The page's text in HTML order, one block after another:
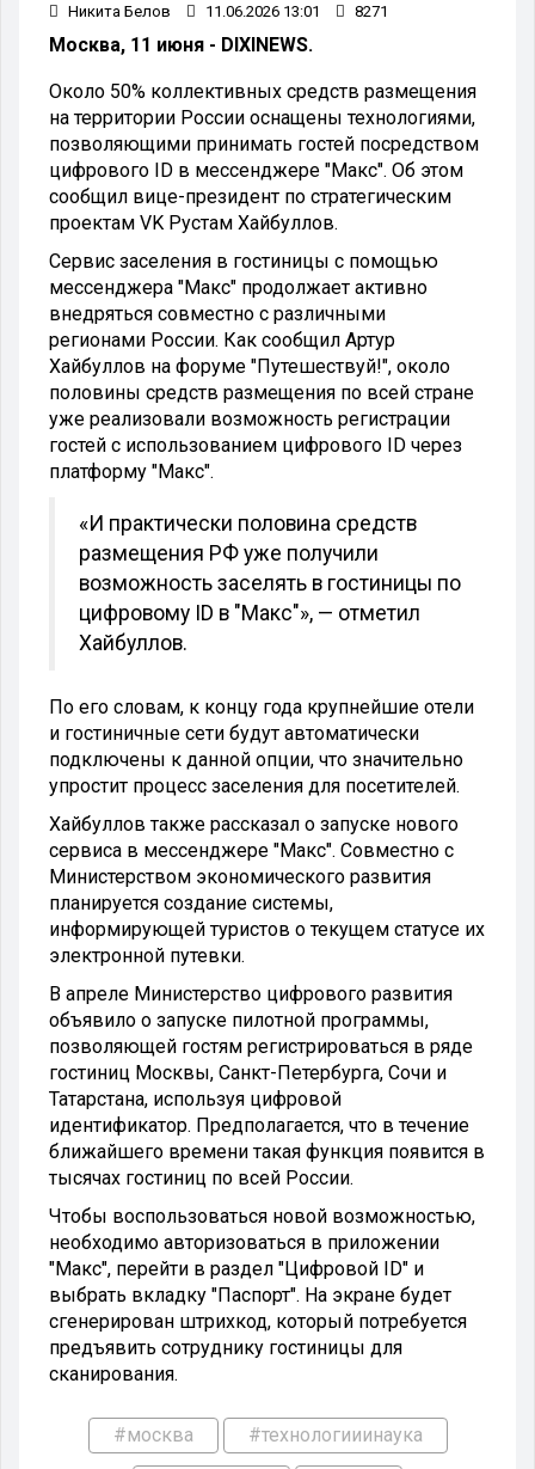
Никита Белов 11.06.2026 13:01 8271
Москва, 11 июня - DIXINEWS.
Около 50% коллективных средств размещения
на территории России оснащены технологиями,
позволяющими принимать гостей посредством
цифрового ID в мессенджере "Макс". Об этом
сообщил вице-президент по стратегическим
проектам VK Рустам Хайбуллов.
Сервис заселения в гостиницы с помощью
мессенджера "Макс" продолжает активно
внедряться совместно с различными
регионами России. Как сообщил Артур
Хайбуллов на форуме "Путешествуй!", около
половины средств размещения по всей стране
уже реализовали возможность регистрации
гостей с использованием цифрового ID через
платформу "Макс".
«И практически половина средств
размещения РФ уже получили
возможность заселять в гостиницы по
цифровому ID в "Макс"», — отметил
Хайбуллов.
По его словам, к концу года крупнейшие отели
и гостиничные сети будут автоматически
подключены к данной опции, что значительно
упростит процесс заселения для посетителей.
Хайбуллов также рассказал о запуске нового
сервиса в мессенджере "Макс". Совместно с
Министерством экономического развития
планируется создание системы,
информирующей туристов о текущем статусе их
электронной путевки.
В апреле Министерство цифрового развития
объявило о запуске пилотной программы,
позволяющей гостям регистрироваться в ряде
гостиниц Москвы, Санкт-Петербурга, Сочи и
Татарстана, используя цифровой
идентификатор. Предполагается, что в течение
ближайшего времени такая функция появится в
тысячах гостиниц по всей России.
Чтобы воспользоваться новой возможностью,
необходимо авторизоваться в приложении
"Макс", перейти в раздел "Цифровой ID" и
выбрать вкладку "Паспорт". На экране будет
сгенерирован штрихкод, который потребуется
предъявить сотруднику гостиницы для
сканирования.
#москва #технологииинаука